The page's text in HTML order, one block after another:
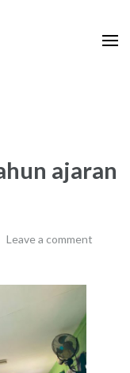
ajaran
Leave a comment